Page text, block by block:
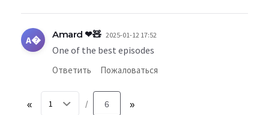
A� Amard ❤🧸 2025-01-12 17:52
One of the best episodes
Ответить Пожаловаться
« / 6 »